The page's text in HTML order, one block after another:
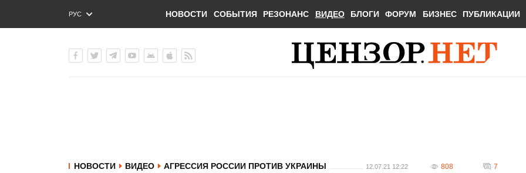
РУС
ENG
НОВОСТИ СОБЫТИЯ РЕЗОНАНС ВИДЕО БЛОГИ ФОРУМ БИЗНЕС ПУБЛИКАЦИИ
НОВОСТИ ВИДЕО АГРЕССИЯ РОССИИ ПРОТИВ УКРАИНЫ 12.07.21 12:22 808 7